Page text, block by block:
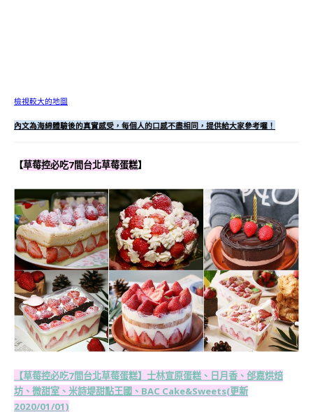
檢視較大的地圖
內文為海綿體驗後的真實感受，每個人的口感不盡相同，提供給大家參考囉！
【草莓控必吃7間台北草莓蛋糕】
【草莓控必吃7間台北草莓蛋糕】士林宣原蛋糕、日月香、郃嘉烘焙
坊、微甜室、米詩堤甜點王國、BAC Cake&Sweets(更新
2020/01/01)